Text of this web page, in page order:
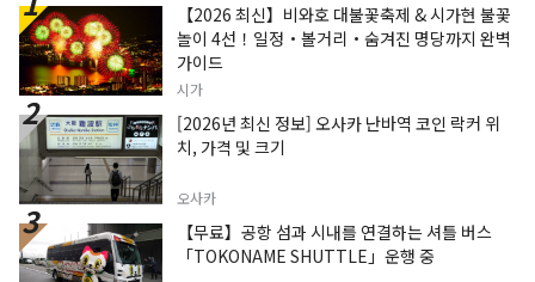
【2026 최신】비와호 대불꽃축제 & 시가현 불꽃
놀이 4선！일정・볼거리・숨겨진 명당까지 완벽
가이드
시가
[2026년 최신 정보] 오사카 난바역 코인 락커 위
치, 가격 및 크기
오사카
【무료】공항 섬과 시내를 연결하는 셔틀 버스
「TOKONAME SHUTTLE」운행 중